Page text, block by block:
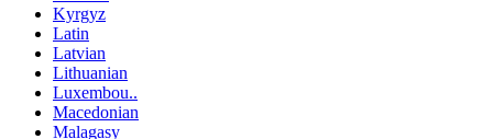
Kyrgyz
Latin
Latvian
Lithuanian
Luxembou..
Macedonian
Malagasy